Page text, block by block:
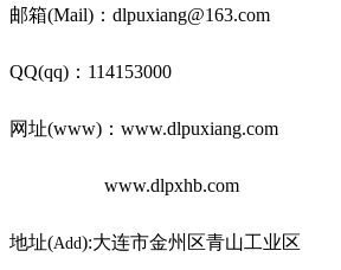
邮箱(Mail)：dlpuxiang@163.com
QQ(qq)：114153000
网址(www)：www.dlpuxiang.com
www.dlpxhb.com
地址(Add):大连市金州区青山工业区